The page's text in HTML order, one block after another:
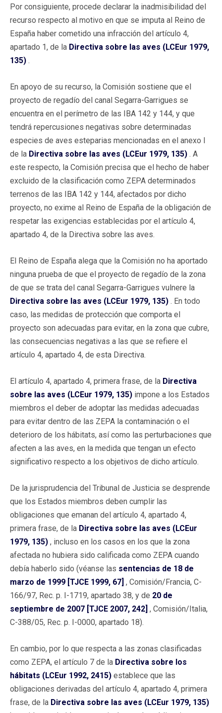
Por consiguiente, procede declarar la inadmisibilidad del
recurso respecto al motivo en que se imputa al Reino de
España haber cometido una infracción del artículo 4,
apartado 1, de la Directiva sobre las aves (LCEur 1979,
135) .
En apoyo de su recurso, la Comisión sostiene que el
proyecto de regadío del canal Segarra-Garrigues se
encuentra en el perímetro de las IBA 142 y 144, y que
tendrá repercusiones negativas sobre determinadas
especies de aves esteparias mencionadas en el anexo I
de la Directiva sobre las aves (LCEur 1979, 135) . A
este respecto, la Comisión precisa que el hecho de haber
excluido de la clasificación como ZEPA determinados
terrenos de las IBA 142 y 144, afectados por dicho
proyecto, no exime al Reino de España de la obligación de
respetar las exigencias establecidas por el artículo 4,
apartado 4, de la Directiva sobre las aves.
El Reino de España alega que la Comisión no ha aportado
ninguna prueba de que el proyecto de regadío de la zona
de que se trata del canal Segarra-Garrigues vulnere la
Directiva sobre las aves (LCEur 1979, 135) . En todo
caso, las medidas de protección que comporta el
proyecto son adecuadas para evitar, en la zona que cubre,
las consecuencias negativas a las que se refiere el
artículo 4, apartado 4, de esta Directiva.
El artículo 4, apartado 4, primera frase, de la Directiva
sobre las aves (LCEur 1979, 135) impone a los Estados
miembros el deber de adoptar las medidas adecuadas
para evitar dentro de las ZEPA la contaminación o el
deterioro de los hábitats, así como las perturbaciones que
afecten a las aves, en la medida que tengan un efecto
significativo respecto a los objetivos de dicho artículo.
De la jurisprudencia del Tribunal de Justicia se desprende
que los Estados miembros deben cumplir las
obligaciones que emanan del artículo 4, apartado 4,
primera frase, de la Directiva sobre las aves (LCEur
1979, 135) , incluso en los casos en los que la zona
afectada no hubiera sido calificada como ZEPA cuando
debía haberlo sido (véanse las sentencias de 18 de
marzo de 1999 [TJCE 1999, 67] , Comisión/Francia, C-
166/97, Rec. p. I-1719, apartado 38, y de 20 de
septiembre de 2007 [TJCE 2007, 242] , Comisión/Italia,
C-388/05, Rec. p. I-0000, apartado 18).
En cambio, por lo que respecta a las zonas clasificadas
como ZEPA, el artículo 7 de la Directiva sobre los
hábitats (LCEur 1992, 2415) establece que las
obligaciones derivadas del artículo 4, apartado 4, primera
frase, de la Directiva sobre las aves (LCEur 1979, 135)